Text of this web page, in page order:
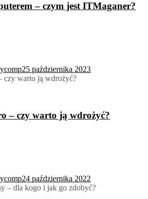
– czym jest ITMaganer?
25 października 2023
– czy warto ją wdrożyć?
24 października 2022